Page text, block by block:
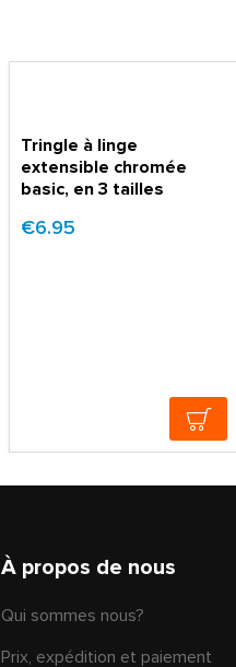
Tringle à linge
extensible chromée
basic, en 3 tailles
€6.95
À propos de nous
Qui sommes nous?
Prix, expédition et paiement